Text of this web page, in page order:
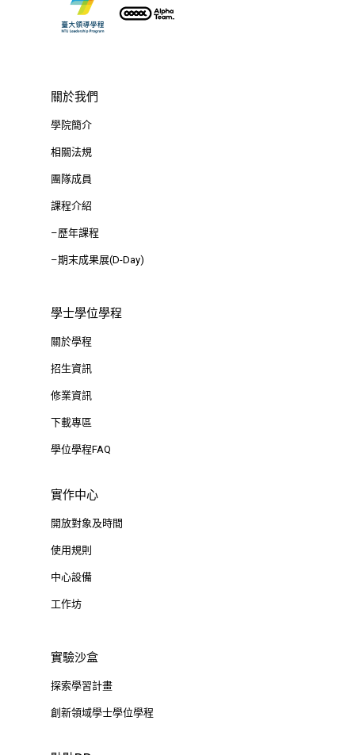
關於我們
學院簡介
相關法規
團隊成員
課程介紹
–歷年課程
–期末成果展(D-Day)
學士學位學程
關於學程
招生資訊
修業資訊
下載專區
學位學程FAQ
實作中心
開放對象及時間
使用規則
中心設備
工作坊
實驗沙盒
探索學習計畫
創新領域學士學位學程